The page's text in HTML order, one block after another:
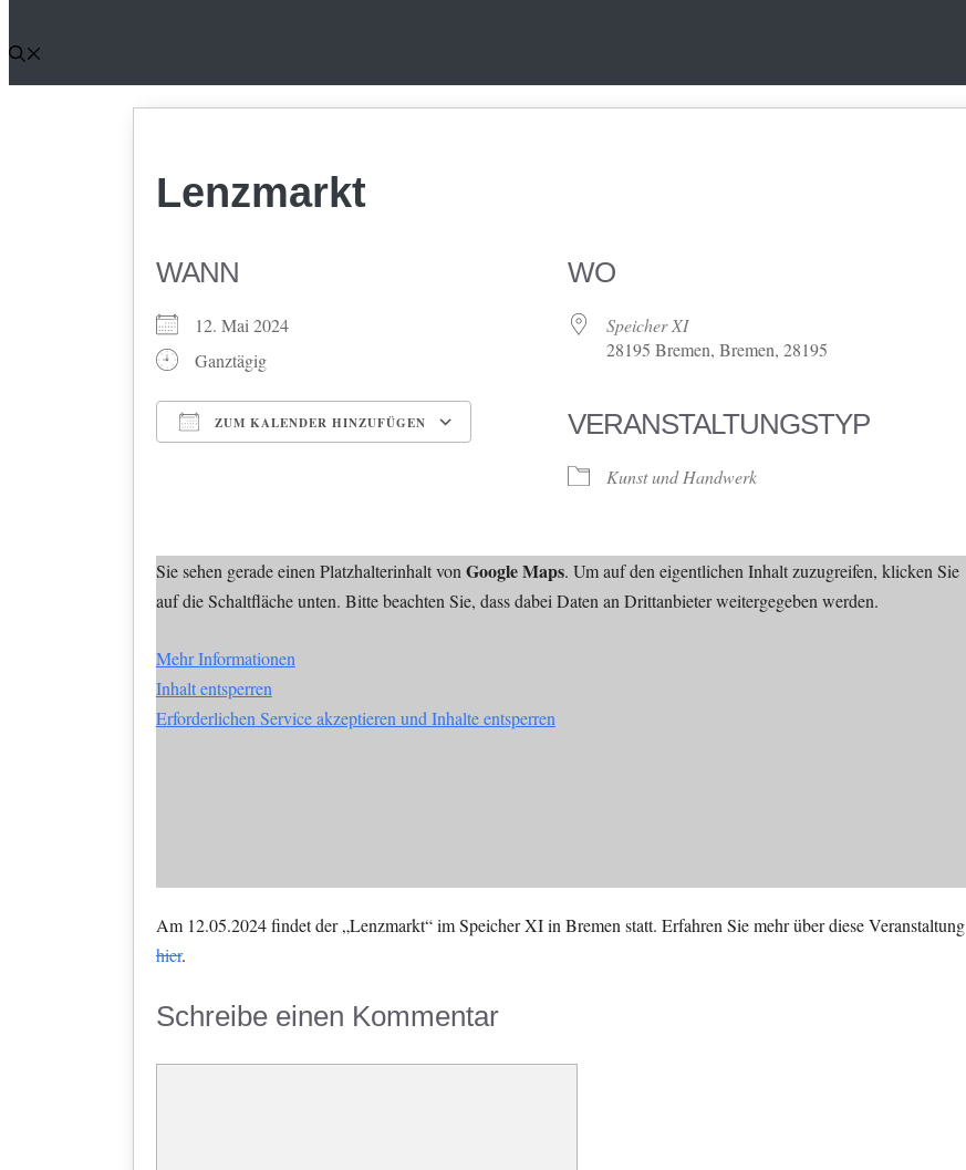
Lenzmarkt
WANN
12. Mai 2024
Ganztägig
ZUM KALENDER HINZUFÜGEN
WO
Speicher XI
28195 Bremen, Bremen, 28195
VERANSTALTUNGSTYP
Kunst und Handwerk
Sie sehen gerade einen Platzhalterinhalt von Google Maps. Um auf den eigentlichen Inhalt zuzugreifen, klicken Sie
auf die Schaltfläche unten. Bitte beachten Sie, dass dabei Daten an Drittanbieter weitergegeben werden.
Mehr Informationen
Inhalt entsperren
Erforderlichen Service akzeptieren und Inhalte entsperren
Am 12.05.2024 findet der „Lenzmarkt“ im Speicher XI in Bremen statt. Erfahren Sie mehr über diese Veranstaltung
hier.
Schreibe einen Kommentar